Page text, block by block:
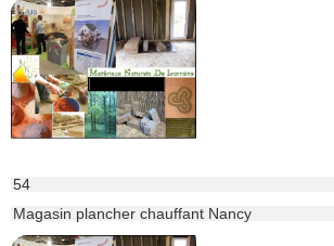
54
Magasin plancher chauffant Nancy